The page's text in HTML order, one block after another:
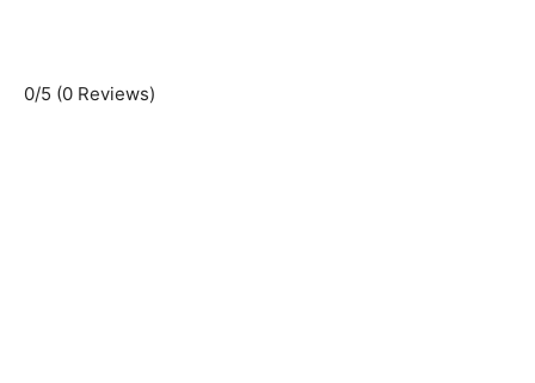
0/5 (0 Reviews)